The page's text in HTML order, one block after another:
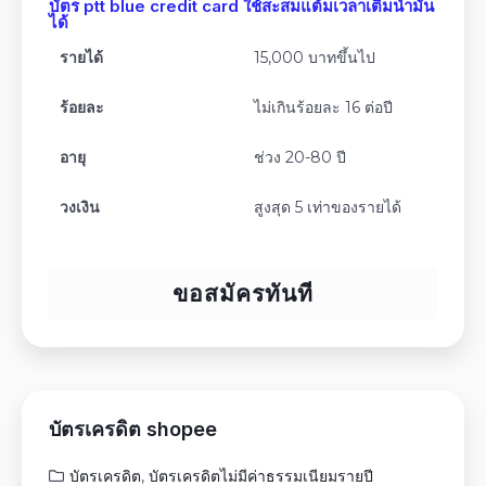
บัตร ptt blue credit card ใช้สะสมแต้มเวลาเติมน้ำมัน
ได้
รายได้ 15,000 บาทขึ้นไป
ร้อยละ ไม่เกินร้อยละ 16 ต่อปี
อายุ ช่วง 20-80 ปี
วงเงิน สูงสุด 5 เท่าของรายได้
ขอสมัครทันที
บัตรเครดิต shopee
บัตรเครดิต, บัตรเครดิตไม่มีค่าธรรมเนียมรายปี